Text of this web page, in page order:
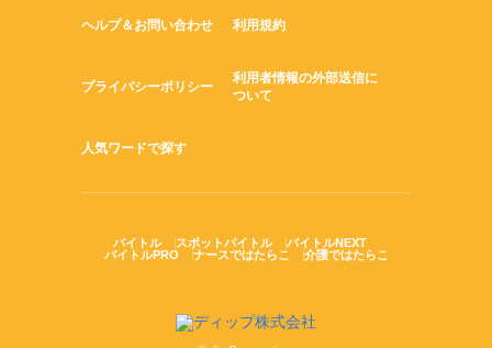
ヘルプ＆お問い合わせ 利用規約
プライバシーポリシー
利用者情報の外部送信に
ついて
人気ワードで探す
バイトル スポットバイトル
バイトルNEXT
バイトルPRO
ナースではたらこ 介護ではたらこ